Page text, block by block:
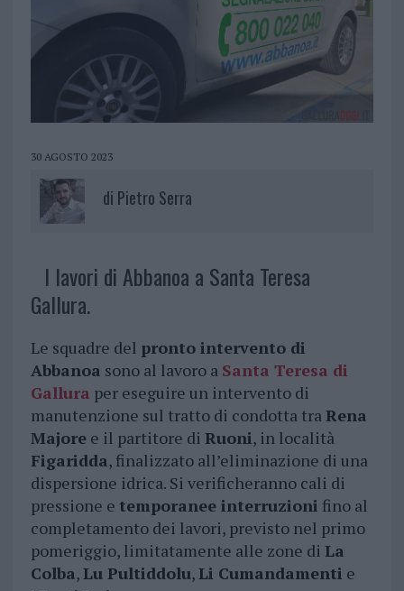
30 AGOSTO 2023
di Pietro Serra
I lavori di Abbanoa a Santa Teresa
Gallura.
Le squadre del pronto intervento di
Abbanoa sono al lavoro a Santa Teresa di
Gallura per eseguire un intervento di
manutenzione sul tratto di condotta traRena
Majoree il partitore di Ruoni, in località
Figaridda, finalizzato all’eliminazione di una
dispersione idrica. Si verificheranno cali di
pressione e temporanee interruzioni fino al
completamento dei lavori, previsto nel primo
pomeriggio, limitatamente alle zone di La
Colba,Lu Pultiddolu,Li Cumandamenti e